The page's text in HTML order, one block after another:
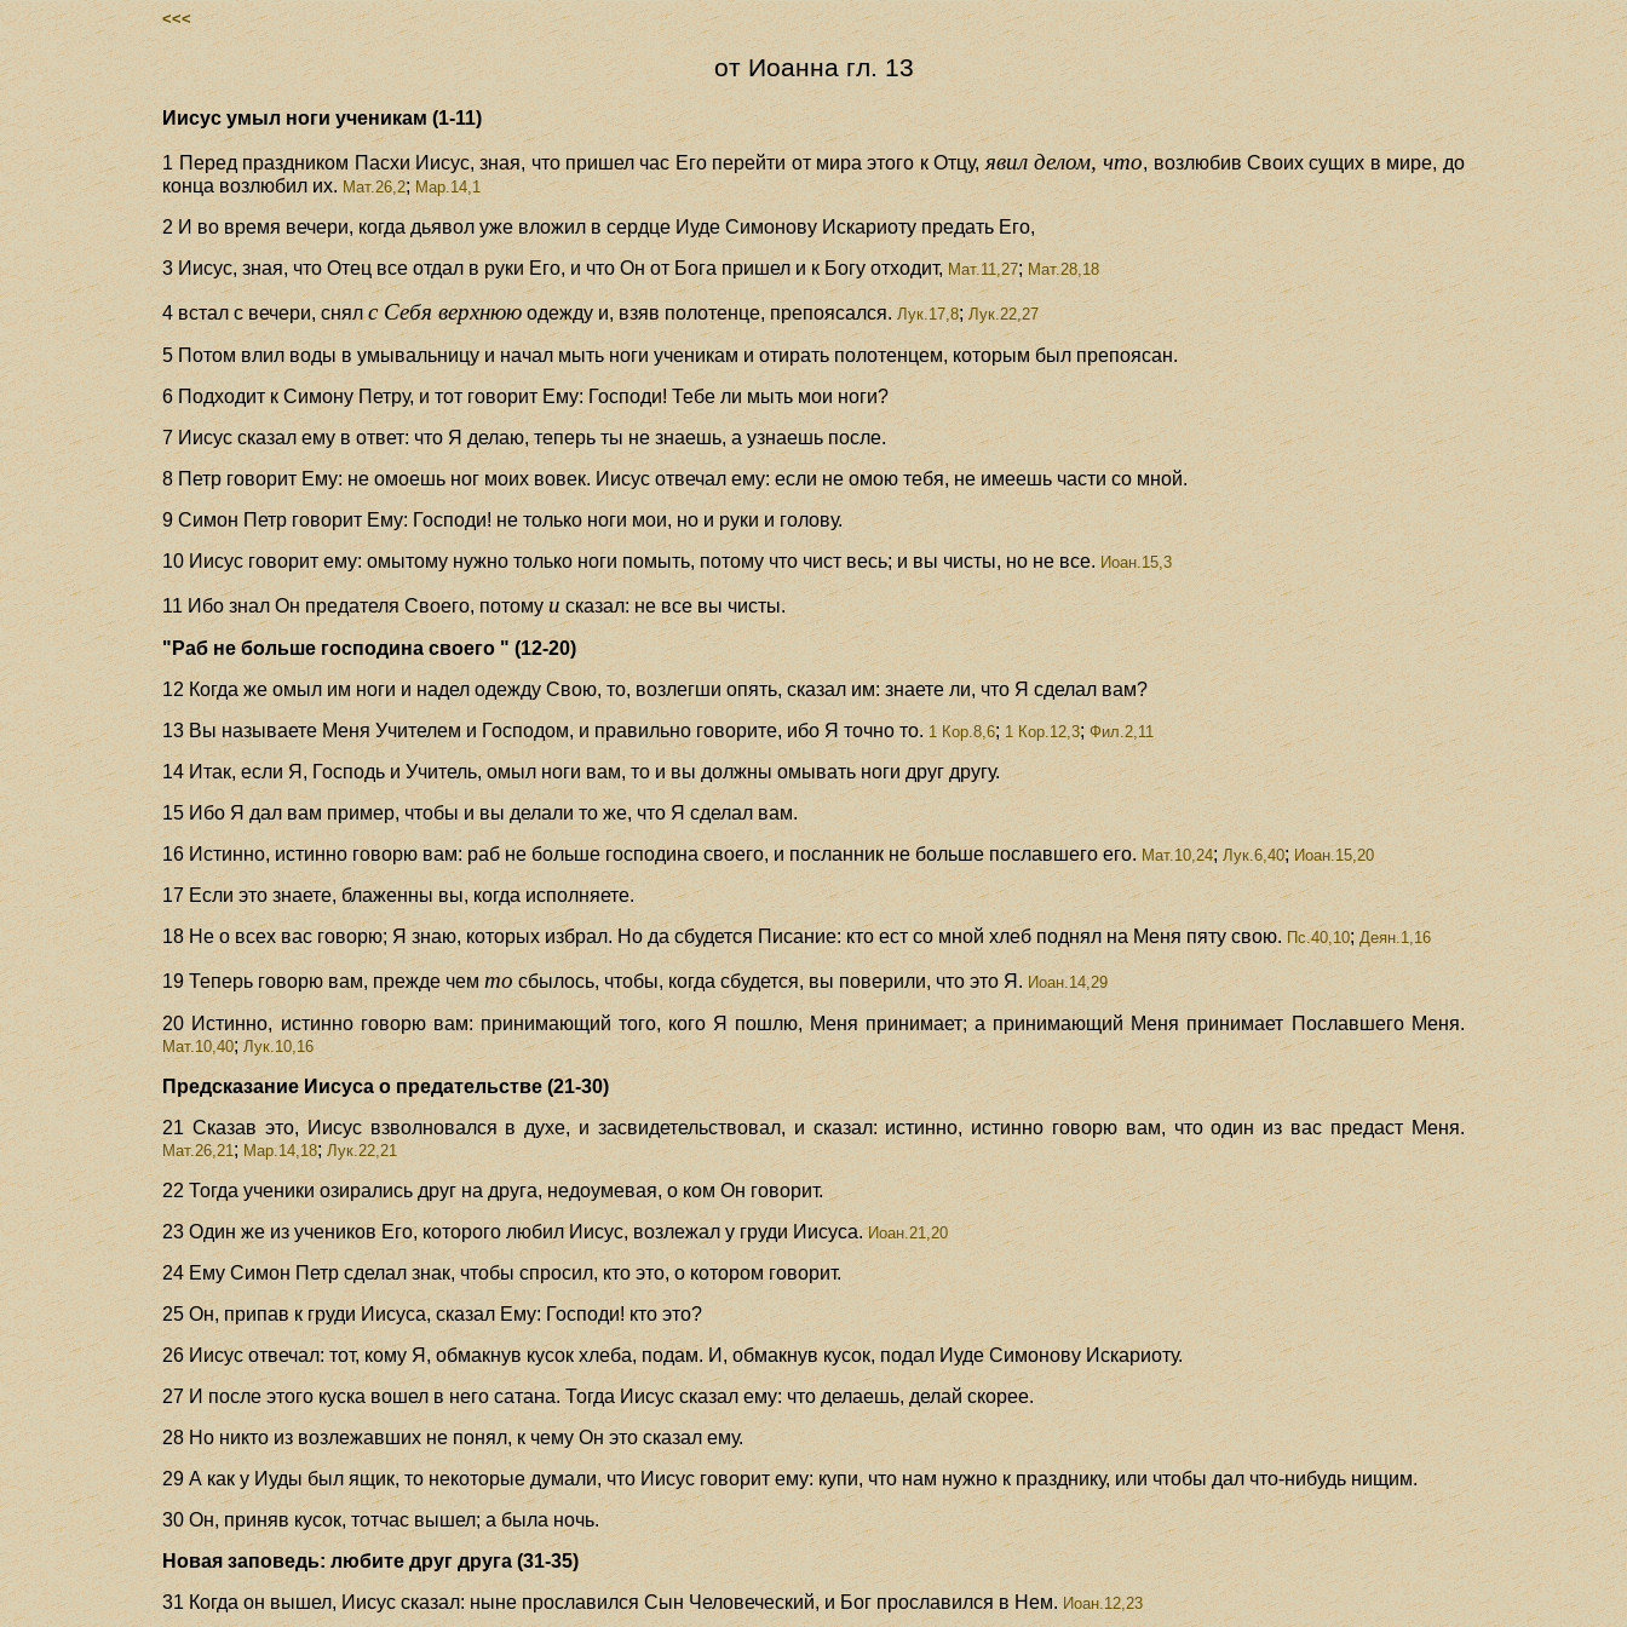
<<<
от Иоанна гл. 13
Иисус умыл ноги ученикам (1-11)
1 Перед праздником Пасхи Иисус, зная, что пришел час Его перейти от мира этого к Отцу, явил делом, что, возлюбив Своих сущих в мире, до
конца возлюбил их.Мат.26,2; Мар.14,1
2 И во время вечери, когда дьявол уже вложил в сердце Иуде Симонову Искариоту предать Его,
3 Иисус, зная, что Отец все отдал в руки Его, и что Он от Бога пришел и к Богу отходит, Мат.11,27; Мат.28,18
4 встал с вечери, снялс Себя верхнюю одежду и, взяв полотенце, препоясался. Лук.17,8;Лук.22,27
5 Потом влил воды в умывальницу и начал мыть ноги ученикам и отирать полотенцем, которым был препоясан.
6 Подходит к Симону Петру, и тот говорит Ему: Господи! Тебе ли мыть мои ноги?
7 Иисус сказал ему в ответ: что Я делаю, теперь ты не знаешь, а узнаешь после.
8 Петр говорит Ему: не омоешь ног моих вовек. Иисус отвечал ему: если не омою тебя, не имеешь части со мной.
9 Симон Петр говорит Ему: Господи! не только ноги мои, но и руки и голову.
10 Иисус говорит ему: омытому нужно только ноги помыть, потому что чист весь; и вы чисты, но не все. Иоан.15,3
11 Ибо знал Он предателя Своего, потомуисказал: не все вы чисты.
"Раб не больше господина своего " (12-20)
12 Когда же омыл им ноги и надел одежду Свою, то, возлегши опять, сказал им: знаете ли, что Я сделал вам?
13 Вы называете Меня Учителем и Господом, и правильно говорите, ибо Я точно то. 1 Кор.8,6; 1 Кор.12,3;Фил.2,11
14 Итак, если Я, Господь и Учитель, омыл ноги вам, то и вы должны омывать ноги друг другу.
15 Ибо Я дал вам пример, чтобы и вы делали то же, что Я сделал вам.
16 Истинно, истинно говорю вам: раб не больше господина своего, и посланник не больше пославшего его. Мат.10,24; Лук.6,40; Иоан.15,20
17 Если это знаете, блаженны вы, когда исполняете.
18 Не о всех вас говорю; Я знаю, которых избрал. Но да сбудется Писание: кто ест со мной хлеб поднял на Меня пяту свою. Пс.40,10; Деян.1,16
19 Теперь говорю вам, прежде чем то сбылось, чтобы, когда сбудется, вы поверили, что это Я. Иоан.14,29
20 Истинно, истинно говорю вам: принимающий того, кого Я пошлю, Меня принимает; а принимающий Меня принимает Пославшего Меня.
Мат.10,40;Лук.10,16
Предсказание Иисуса о предательстве (21-30)
21 Сказав это, Иисус взволновался в духе, и засвидетельствовал, и сказал: истинно, истинно говорю вам, что один из вас предаст Меня.
Мат.26,21 ; Мар.14,18; Лук.22,21
22 Тогда ученики озирались друг на друга, недоумевая, о ком Он говорит.
23 Один же из учеников Его, которого любил Иисус, возлежал у груди Иисуса.Иоан.21,20
24 Ему Симон Петр сделал знак, чтобы спросил, кто это, о котором говорит.
25 Он, припав к груди Иисуса, сказал Ему: Господи! кто это?
26 Иисус отвечал: тот, кому Я, обмакнув кусок хлеба, подам. И, обмакнув кусок, подал Иуде Симонову Искариоту.
27 И после этого куска вошел в него сатана. Тогда Иисус сказал ему: что делаешь, делай скорее.
28 Но никто из возлежавших не понял, к чему Он это сказал ему.
29 А как у Иуды был ящик, то некоторые думали, что Иисус говорит ему: купи, что нам нужно к празднику, или чтобы дал что-нибудь нищим.
30 Он, приняв кусок, тотчас вышел; а была ночь.
Новая заповедь: любите друг друга (31-35)
31 Когда он вышел, Иисус сказал: ныне прославился Сын Человеческий, и Бог прославился в Нем. Иоан.12,23